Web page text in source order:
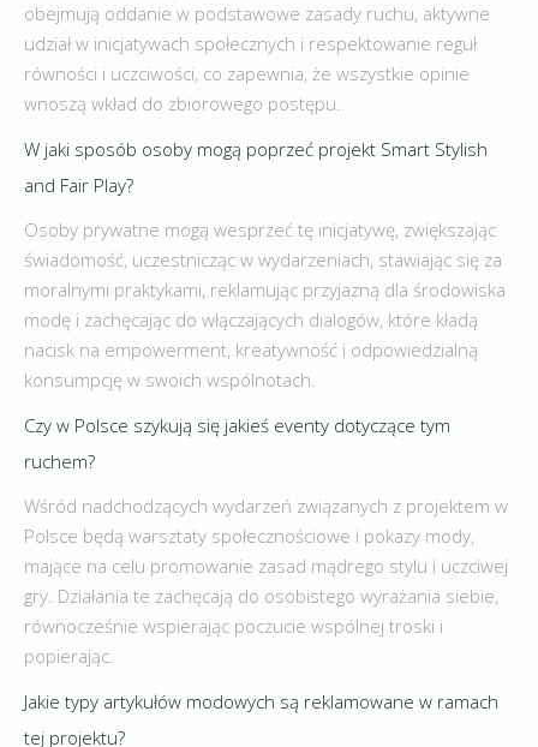
obejmują oddanie w podstawowe zasady ruchu, aktywne
udział w inicjatywach społecznych i respektowanie reguł
równości i uczciwości, co zapewnia, że wszystkie opinie
wnoszą wkład do zbiorowego postępu.
W jaki sposób osoby mogą poprzeć projekt Smart Stylish
and Fair Play?
Osoby prywatne mogą wesprzeć tę inicjatywę, zwiększając
świadomość, uczestnicząc w wydarzeniach, stawiając się za
moralnymi praktykami, reklamując przyjazną dla środowiska
modę i zachęcając do włączających dialogów, które kładą
nacisk na empowerment, kreatywność i odpowiedzialną
konsumpcję w swoich wspólnotach.
Czy w Polsce szykują się jakieś eventy dotyczące tym
ruchem?
Wśród nadchodzących wydarzeń związanych z projektem w
Polsce będą warsztaty społecznościowe i pokazy mody,
mające na celu promowanie zasad mądrego stylu i uczciwej
gry. Działania te zachęcają do osobistego wyrażania siebie,
równocześnie wspierając poczucie wspólnej troski i
popierając.
Jakie typy artykułów modowych są reklamowane w ramach
tej projektu?